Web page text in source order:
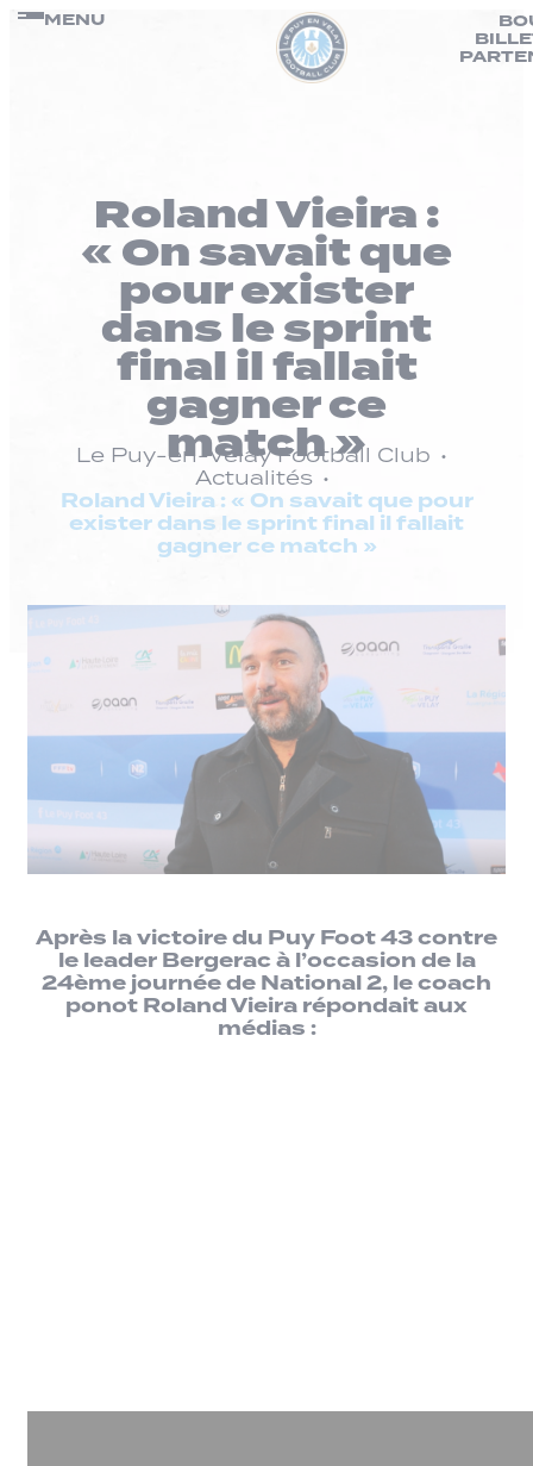
Passer
MENU
Roland Vieira :
« On savait que
pour exister
dans le sprint
final il fallait
gagner ce
match »
Le Puy-en-Velay Football Club
Actualités
Roland Vieira : « On savait que pour
exister dans le sprint final il fallait
gagner ce match »
Après la victoire du Puy Foot 43 contre
le leader Bergerac à l’occasion de la
24ème journée de National 2, le coach
ponot Roland Vieira répondait aux
médias :
Panneau de gestion des cookies